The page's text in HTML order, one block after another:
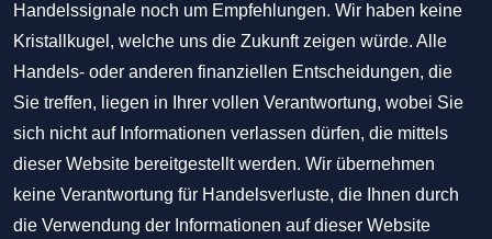
Handelssignale noch um Empfehlungen. Wir haben keine
Kristallkugel, welche uns die Zukunft zeigen würde. Alle
Handels- oder anderen finanziellen Entscheidungen, die
Sie treffen, liegen in Ihrer vollen Verantwortung, wobei Sie
sich nicht auf Informationen verlassen dürfen, die mittels
dieser Website bereitgestellt werden. Wir übernehmen
keine Verantwortung für Handelsverluste, die Ihnen durch
die Verwendung der Informationen auf dieser Website